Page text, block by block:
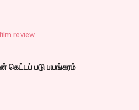
review
கெட்டப் படு பயங்கரம்